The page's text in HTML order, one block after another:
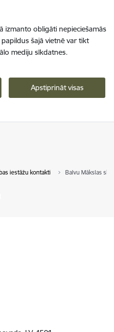
izmanto obligāti nepieciešamās
šajā vietnē var tikt
mediju sīkdatnes.
Apstiprināt visas
iestāžu kontakti Balvu Mākslas